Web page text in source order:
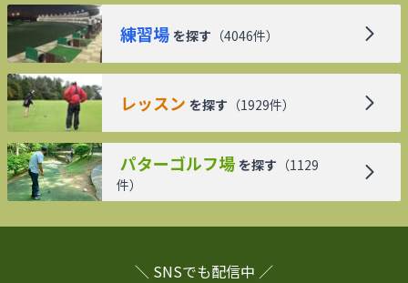
練習場 を探す （4046件）
レッスン を探す （1929件）
パターゴルフ場 を探す （1129
件）
＼ SNSでも配信中 ／